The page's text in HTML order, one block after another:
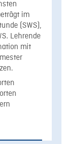
im
(SWS),
Lehrende
mit